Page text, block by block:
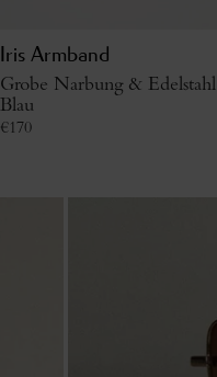
Iris Armband
Grobe Narbung &
Blau
€170